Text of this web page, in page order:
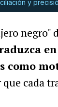
y
negro"
como
cada